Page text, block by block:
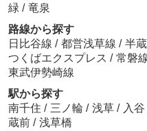
緑 / 竜泉
路線から探す
日比谷線 / 都営浅草線 / 半
つくばエクスプレス / 常磐
東武伊勢崎線
駅から探す
南千住 / 三ノ輪 / 浅草 / 入谷
蔵前 / 浅草橋